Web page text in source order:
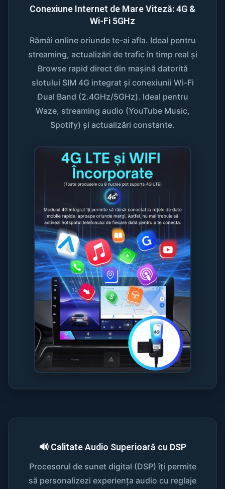
Conexiune Internet de Mare Viteză: 4G &
Wi-Fi 5GHz
Rămâi online oriunde te-ai afla. Ideal pentru
streaming, actualizări de trafic în timp real și
Browse rapid direct din mașină datorită
slotului SIM 4G integrat și conexiunii Wi-Fi
Dual Band (2.4GHz/5GHz). Ideal pentru
Waze, streaming audio (YouTube Music,
Spotify) și actualizări constante.
🔊 Calitate Audio Superioară cu DSP
Procesorul de sunet digital (DSP) îți permite
să personalizezi experiența audio cu reglaje